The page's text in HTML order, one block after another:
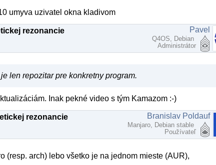
umyva uzivatel okna kladivom
rezonancie Pavel
Q4OS, Debian
Administrátor
len repozitar pre konkretny program.
Inak pekné video s tým Kamazom :-)
rezonancie Branislav Poldauf
Manjaro, Debian stable
Používateľ
(resp. arch) lebo všetko je na jednom mieste (AUR),